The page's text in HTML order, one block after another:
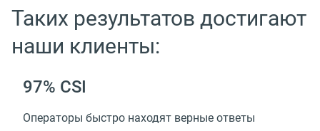
Таких результатов достигают
наши клиенты:
97% CSI
Операторы быстро находят верные ответы